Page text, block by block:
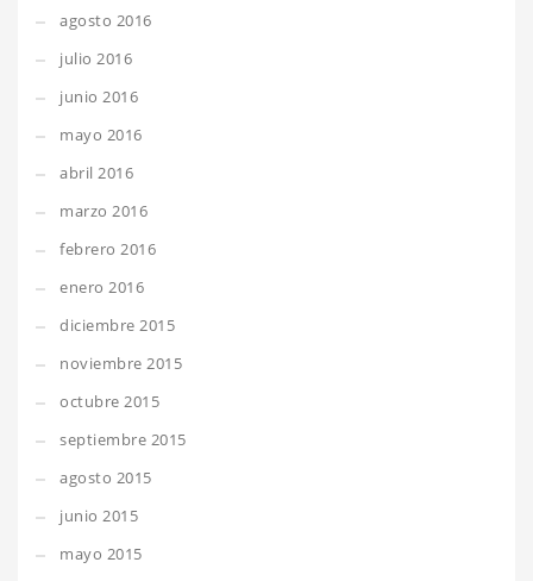
agosto 2016
julio 2016
junio 2016
mayo 2016
abril 2016
marzo 2016
febrero 2016
enero 2016
diciembre 2015
noviembre 2015
octubre 2015
septiembre 2015
agosto 2015
junio 2015
mayo 2015